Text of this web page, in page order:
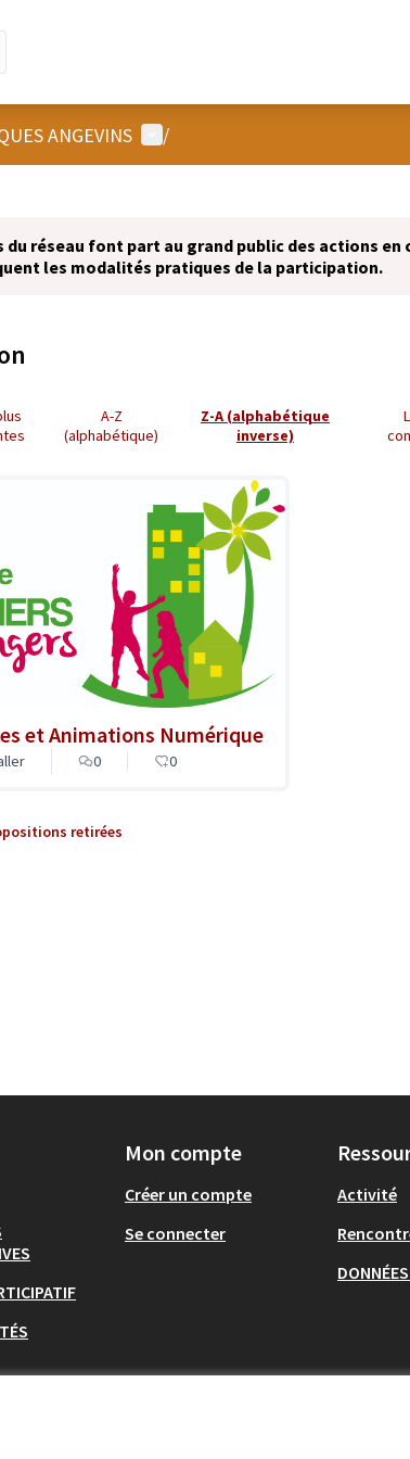
ANGEVINS Menu utilisateur
/
du réseau font part au grand public des actions
les modalités pratiques de la participation.
A-Z
(alphabétique)
Z-A (alphabétique
inverse)
et Animations Numérique
0 0
retirées
Mon compte
Créer un compte
Se connecter
Activité